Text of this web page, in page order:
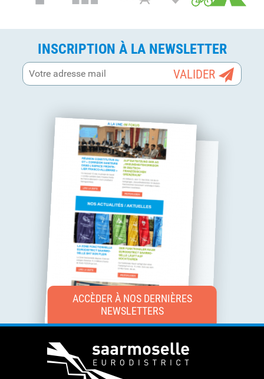
INSCRIPTION À LA NEWSLETTER
ACCÈDER À NOS DERNIÈRES
NEWSLETTERS